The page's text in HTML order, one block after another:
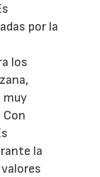
por la
los
muy
la